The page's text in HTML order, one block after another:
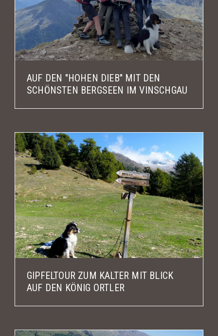
AUF DEN "HOHEN DIEB" MIT DEN
SCHÖNSTEN BERGSEEN IM VINSCHGAU
GIPFELTOUR ZUM KALTER MIT BLICK
AUF DEN KÖNIG ORTLER